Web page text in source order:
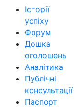
Історії
успіху
Форум
Дошка
оголошень
Аналітика
Публічні
консультації
Паспорт